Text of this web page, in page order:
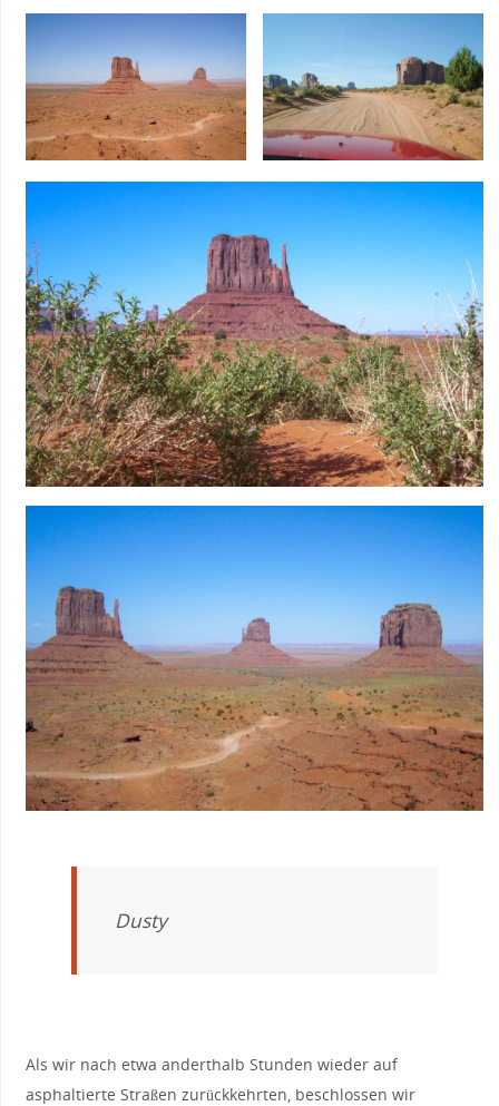
Dusty
Als wir nach etwa anderthalb Stunden wieder auf
asphaltierte Straßen zurückkehrten, beschlossen wir